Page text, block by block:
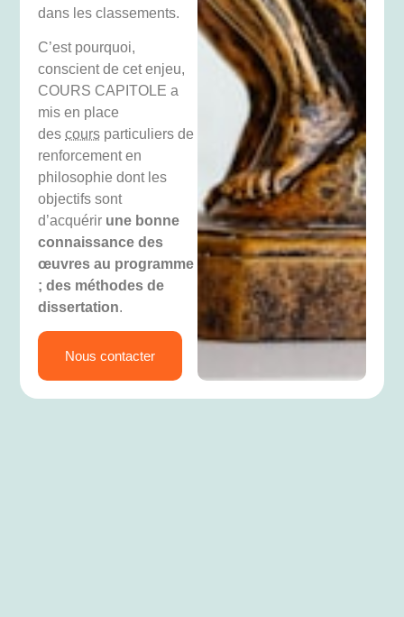
dans les classements.
C’est pourquoi,
conscient de cet enjeu,
COURS CAPITOLE a
mis en place
descours particuliers de
renforcement en
philosophie dont les
objectifs sont
d’acquérir une bonne
connaissance des
œuvres au programme
; des méthodes de
dissertation.
Nous contacter